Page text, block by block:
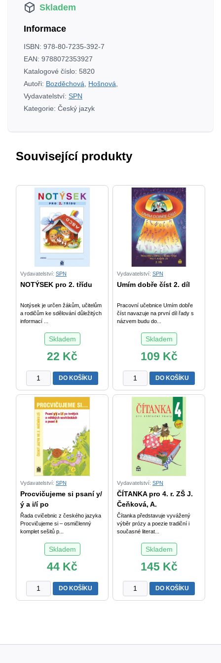
7.
ZŠ
–
PRACOVNÍ
SEŠIT
množství
Skladem
Informace
ISBN: 978-80-7235-392-7
EAN: 9788072353927
Katalogové číslo: 5820
Autoři: Bozděchová Hošnová
Vydavatelství: SPN
Kategorie: Český jazyk
Související produkty
Vydavatelství: SPN
NOTÝSEK pro 2. třídu
Notýsek je určen žákům, učitelům
a rodičům ke sdělování důležitých
informací ...
Skladem
22 Kč
NOTÝSEK
pro
2.
třídu
množství
DO KOŠÍKU
Vydavatelství: SPN
Umím dobře číst 2. díl
Pracovní učebnice Umím dobře
číst navazuje na první díl řady s
názvem budu do...
Skladem
109 Kč
Umím
dobře
číst
množství
DO KOŠÍKU
Vydavatelství: SPN
Procvičujeme si psaní y/
ý a i/í po
Řada cvičebnic z českého jazyka
Procvičujeme si – osmičlenný
komplet sešitů p...
Skladem
44 Kč
Procvičujeme
si
DO KOŠÍKU
Vydavatelství: SPN
ČÍTANKA pro 4. r. ZŠ J.
Čeňková, A.
Čítanka představuje vyvážený
výběr prózy a poezie tradiční i
současné literat...
Skladem
145 Kč
ČÍTANKA
pro
DO KOŠÍKU